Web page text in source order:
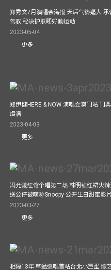
郑秀文7月演唱会海报 天后气势逼人 承
驾驭 秘诀护肤睡好勤运动
2023-05-04
更多
郑伊健HERE & NOW 演唱会澳门站 门
爆满
2023-04-03
更多
冯允谦红馆个唱第二场 林明祯红裙火
送公仔被暱称Snoopy 公开生日甜蜜影片
2023-03-27
更多
相隔13年 草蜢巡唱首站台北小巨蛋 综